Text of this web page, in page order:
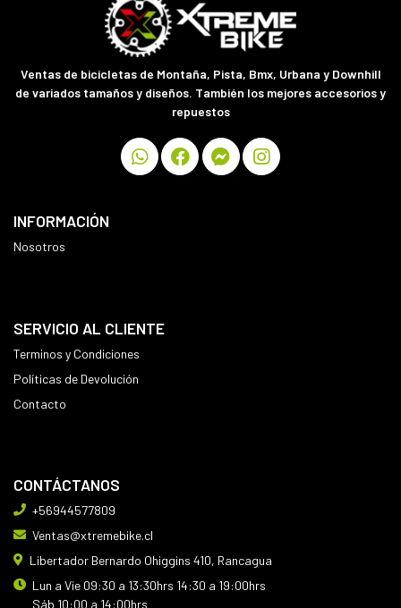
Ventas de bicicletas de Montaña, Pista, Bmx, Urbana y Downhill
de variados tamaños y diseños. También los mejores accesorios y
repuestos
INFORMACIÓN
Nosotros
SERVICIO AL CLIENTE
Terminos y Condiciones
Políticas de Devolución
Contacto
CONTÁCTANOS
+56944577809
Ventas@xtremebike.cl
Libertador Bernardo Ohiggins 410, Rancagua
Lun a Vie 09:30 a 13:30hrs 14:30 a 19:00hrs
Sáb 10:00 a 14:00hrs